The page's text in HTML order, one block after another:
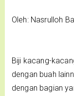
Oleh: Nasrulloh
Biji kacang-
dengan buah
dengan bagian